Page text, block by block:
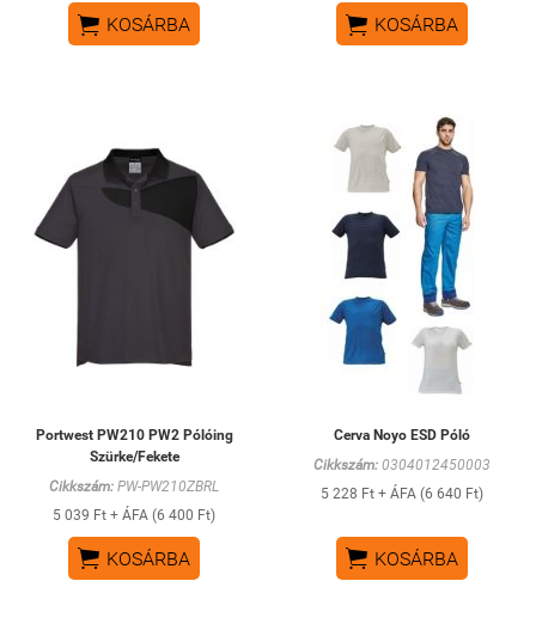
 KOSÁRBA  KOSÁRBA
Portwest PW210 PW2 Pólóing
Szürke/Fekete
Cikkszám: PW-PW210ZBRL
5 039 Ft + ÁFA (6 400 Ft)
 KOSÁRBA
Cerva Noyo ESD Póló
Cikkszám: 0304012450003
5 228 Ft + ÁFA (6 640 Ft)
 KOSÁRBA